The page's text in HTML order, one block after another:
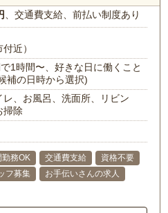
、交通費支給、前払い制度あり
近）
1時間〜、好きな日に働くこと
補の日時から選択)
レ、お風呂、洗面所、リビン
掃除
勤務OK 交通費支給
資格不要
フ募集
お手伝いさんの求人